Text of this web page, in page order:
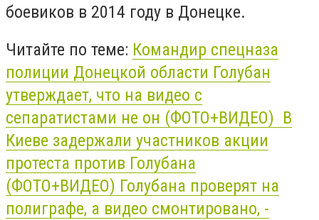
боевиков в 2014 году в Донецке.
Читайте по теме: Командир спецназа
полиции Донецкой области Голубан
утверждает, что на видео с
сепаратистами не он (ФОТО+ВИДЕО) В
Киеве задержали участников акции
протеста против Голубана
(ФОТО+ВИДЕО) Голубана проверят на
полиграфе, а видео смонтировано, -